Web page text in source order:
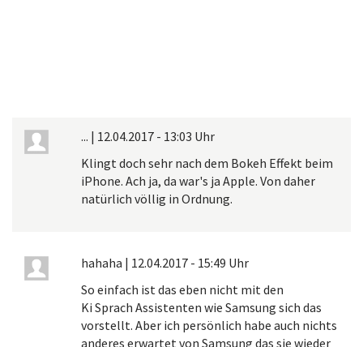
... | 12.04.2017 - 13:03 Uhr
Klingt doch sehr nach dem Bokeh Effekt beim
iPhone. Ach ja, da war's ja Apple. Von daher
natürlich völlig in Ordnung.
hahaha | 12.04.2017 - 15:49 Uhr
So einfach ist das eben nicht mit den
Ki Sprach Assistenten wie Samsung sich das
vorstellt. Aber ich persönlich habe auch nichts
anderes erwartet von Samsung das sie wieder